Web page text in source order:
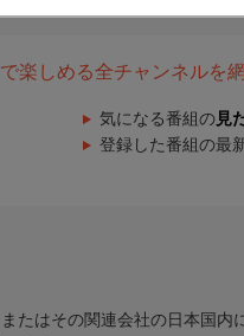
楽しめる全チャンネルを
気になる番組の 見
登録した番組の最
たはその関連会社の日本国内